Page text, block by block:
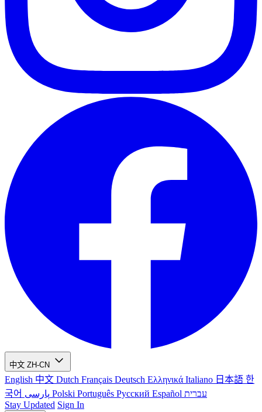
中文 ZH-CN
English 中文 Dutch Français Deutsch Ελληνικά Italiano 日本語 한
국어
Polski Português Русский Español עברית
Stay Updated Sign In